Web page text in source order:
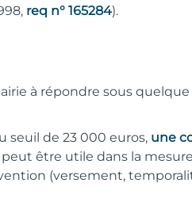
req n° 165284).
à répondre sous
seuil de 23 000 euros, une
être utile dans la
(versement,